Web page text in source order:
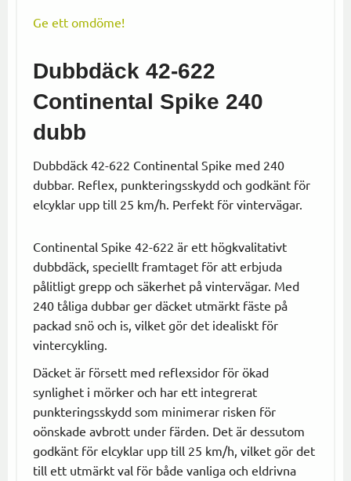
Ge ett omdöme!
Dubbdäck 42-622
Continental Spike 240
dubb
Dubbdäck 42-622 Continental Spike med 240
dubbar. Reflex, punkteringsskydd och godkänt för
elcyklar upp till 25 km/h. Perfekt för vintervägar.
Continental Spike 42-622 är ett högkvalitativt
dubbdäck, speciellt framtaget för att erbjuda
pålitligt grepp och säkerhet på vintervägar. Med
240 tåliga dubbar ger däcket utmärkt fäste på
packad snö och is, vilket gör det idealiskt för
vintercykling.
Däcket är försett med reflexsidor för ökad
synlighet i mörker och har ett integrerat
punkteringsskydd som minimerar risken för
oönskade avbrott under färden. Det är dessutom
godkänt för elcyklar upp till 25 km/h, vilket gör det
till ett utmärkt val för både vanliga och eldrivna